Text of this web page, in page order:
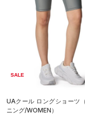
SALE
UAクール ロングショーツ
ニング/WOMEN）